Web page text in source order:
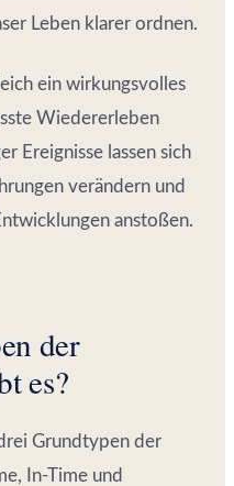
Leben klarer ordnen.
ein wirkungsvolles
Wiedererleben
Ereignisse lassen sich
verändern und
anstoßen.
der
es?
Grundtypen der
In-Time und